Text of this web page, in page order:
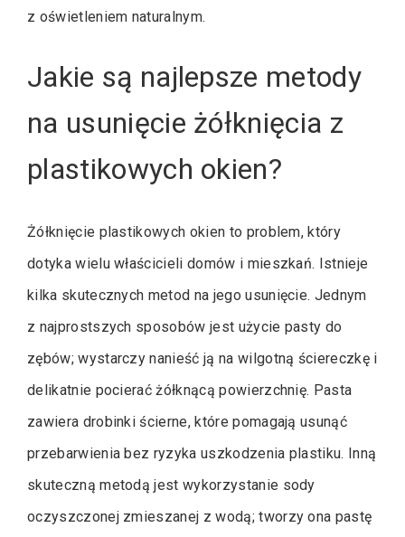
z oświetleniem naturalnym.
Jakie są najlepsze metody
na usunięcie żółknięcia z
plastikowych okien?
Żółknięcie plastikowych okien to problem, który
dotyka wielu właścicieli domów i mieszkań. Istnieje
kilka skutecznych metod na jego usunięcie. Jednym
z najprostszych sposobów jest użycie pasty do
zębów; wystarczy nanieść ją na wilgotną ściereczkę i
delikatnie pocierać żółknącą powierzchnię. Pasta
zawiera drobinki ścierne, które pomagają usunąć
przebarwienia bez ryzyka uszkodzenia plastiku. Inną
skuteczną metodą jest wykorzystanie sody
oczyszczonej zmieszanej z wodą; tworzy ona pastę